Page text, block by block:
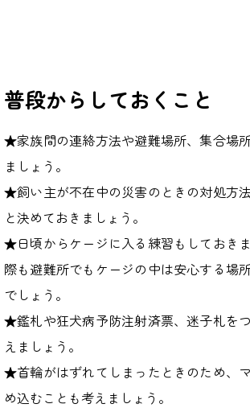
普段からしておくこと
★家族間の連絡方法や避難場所、集合場
ましょう。
★飼い主が不在中の災害のときの対処方
と決めておきましょう。
★日頃からケージに入る練習もしておき
際も避難所でもケージの中は安心する場
でしょう。
★鑑札や狂犬病予防注射済票、迷子札を
えましょう。
★首輪がはずれてしまったときのため、
め込むことも考えましょう。